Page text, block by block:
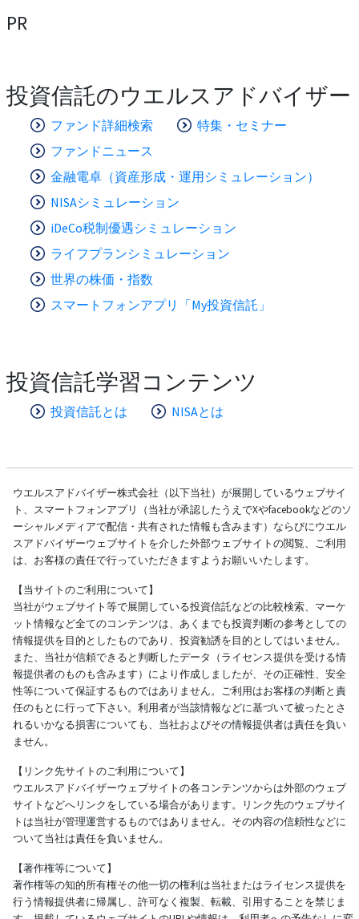
PR
投資信託のウエルスアドバイザー
ファンド詳細検索
特集・セミナー
ファンドニュース
金融電卓（資産形成・運用シミュレーション）
NISAシミュレーション
iDeCo税制優遇シミュレーション
ライフプランシミュレーション
世界の株価・指数
スマートフォンアプリ「My投資信託」
投資信託学習コンテンツ
投資信託とは NISAとは
ウエルスアドバイザー株式会社（以下当社）が展開しているウェブサイ
ト、スマートフォンアプリ（当社が承認したうえでXやfacebookなどのソ
ーシャルメディアで配信・共有された情報も含みます）ならびにウエル
スアドバイザーウェブサイトを介した外部ウェブサイトの閲覧、ご利用
は、お客様の責任で行っていただきますようお願いいたします。
【当サイトのご利用について】
当社がウェブサイト等で展開している投資信託などの比較検索、マーケ
ット情報など全てのコンテンツは、あくまでも投資判断の参考としての
情報提供を目的としたものであり、投資勧誘を目的としてはいません。
また、当社が信頼できると判断したデータ（ライセンス提供を受ける情
報提供者のものも含みます）により作成しましたが、その正確性、安全
性等について保証するものではありません。ご利用はお客様の判断と責
任のもとに行って下さい。利用者が当該情報などに基づいて被ったとさ
れるいかなる損害についても、当社およびその情報提供者は責任を負い
ません。
【リンク先サイトのご利用について】
ウエルスアドバイザーウェブサイトの各コンテンツからは外部のウェブ
サイトなどへリンクをしている場合があります。リンク先のウェブサイ
トは当社が管理運営するものではありません。その内容の信頼性などに
ついて当社は責任を負いません。
【著作権等について】
著作権等の知的所有権その他一切の権利は当社またはライセンス提供を
行う情報提供者に帰属し、許可なく複製、転載、引用することを禁じま